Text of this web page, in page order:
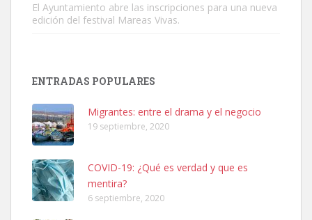
PERRO MACHO RAZA SHIBA CON MICROCHIP PERDIDO HOY
Leales.org » Gran Canaria | 6.7.2025
El Ayuntamiento abre las inscripciones para una nueva
edición del festival Mareas Vivas.
ENTRADAS POPULARES
Migrantes: entre el drama y el negocio
19 septiembre, 2020
COVID-19: ¿Qué es verdad y que es
mentira?
6 septiembre, 2020